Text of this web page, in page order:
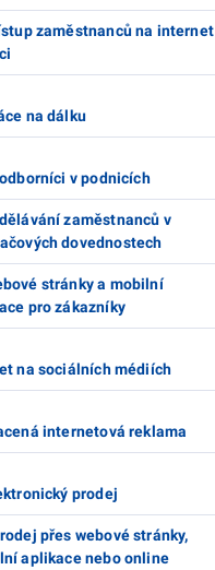
zaměstnanců na internet
na dálku
v podnicích
zaměstnanců v
dovednostech
stránky a mobilní
pro zákazníky
na sociálních médiích
internetová reklama
prodej
přes webové stránky,
aplikace nebo online